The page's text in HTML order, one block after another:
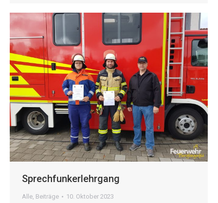
Sprechfunkerlehrgang
Alle, Beiträge 10. Oktober 2023